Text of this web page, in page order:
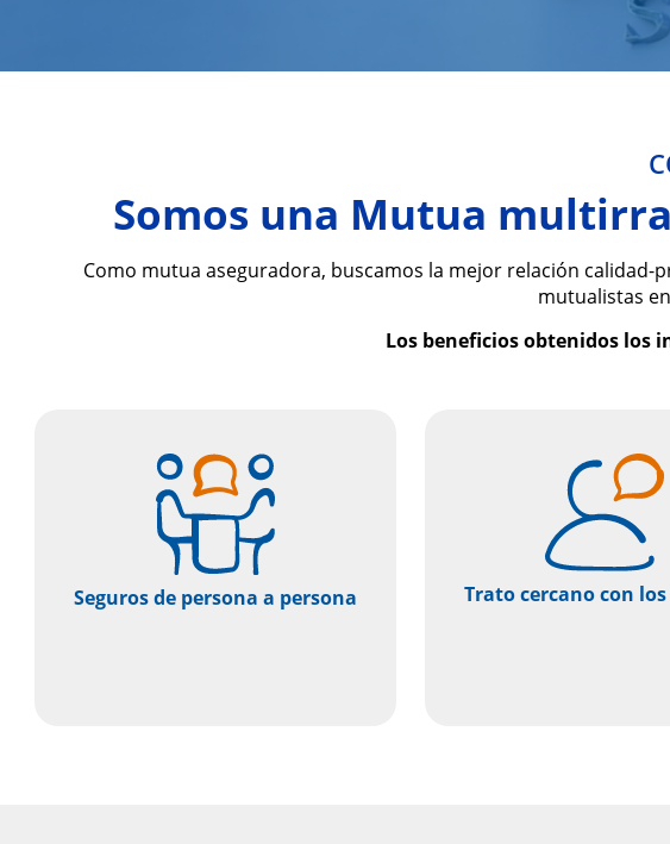
Somos una Mutua
Como mutua aseguradora, buscamos la mejor relación
mutualistas
Los beneficios obtenidos los
Seguros de persona a persona Trato cercano con